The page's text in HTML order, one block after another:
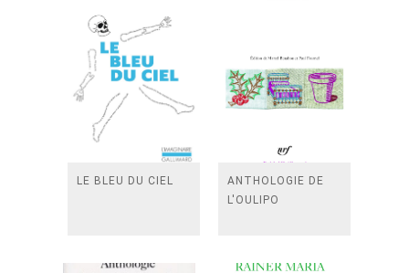
LE BLEU DU CIEL
ANTHOLOGIE DE
L'OULIPO